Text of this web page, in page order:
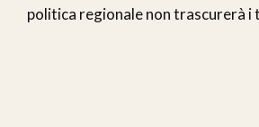
politica regionale non trascurerà i